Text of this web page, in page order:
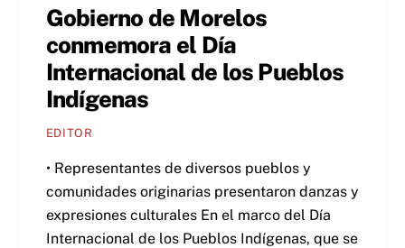
Gobierno de Morelos
conmemora el Día
Internacional de los Pueblos
Indígenas
EDITOR
• Representantes de diversos pueblos y
comunidades originarias presentaron danzas y
expresiones culturales En el marco del Día
Internacional de los Pueblos Indígenas, que se